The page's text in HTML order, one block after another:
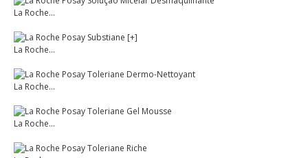
La Roche...
La Roche...
La Roche...
La Roche...